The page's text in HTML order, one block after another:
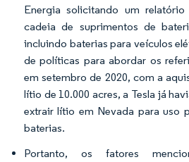
Energia solicitando um
cadeia de suprimentos de
incluindo baterias para veículos
de políticas para abordar os
em setembro de 2020, com a
lítio de 10.000 acres, a Tesla já
extrair lítio em Nevada para uso
baterias.
Portanto, os fatores